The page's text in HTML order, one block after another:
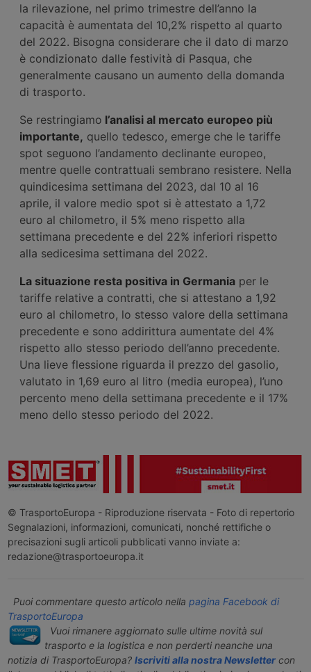
la rilevazione, nel primo trimestre dell’anno la
capacità è aumentata del 10,2% rispetto al quarto
del 2022. Bisogna considerare che il dato di marzo
è condizionato dalle festività di Pasqua, che
generalmente causano un aumento della domanda
di trasporto.
Se restringiamo l’analisi al mercato europeo più
importante, quello tedesco, emerge che le tariffe
spot seguono l’andamento declinante europeo,
mentre quelle contrattuali sembrano resistere. Nella
quindicesima settimana del 2023, dal 10 al 16
aprile, il valore medio spot si è attestato a 1,72
euro al chilometro, il 5% meno rispetto alla
settimana precedente e del 22% inferiori rispetto
alla sedicesima settimana del 2022.
La situazione resta positiva in Germania per le
tariffe relative a contratti, che si attestano a 1,92
euro al chilometro, lo stesso valore della settimana
precedente e sono addirittura aumentate del 4%
rispetto allo stesso periodo dell’anno precedente.
Una lieve flessione riguarda il prezzo del gasolio,
valutato in 1,69 euro al litro (media europea), l’uno
percento meno della settimana precedente e il 17%
meno dello stesso periodo del 2022.
© TrasportoEuropa - Riproduzione riservata - Foto di repertorio
Segnalazioni, informazioni, comunicati, nonché rettifiche o
precisazioni sugli articoli pubblicati vanno inviate a:
redazione@trasportoeuropa.it
Puoi commentare questo articolo nella pagina Facebook di
TrasportoEuropa
Vuoi rimanere aggiornato sulle ultime novità sul
trasporto e la logistica e non perderti neanche una
notizia di TrasportoEuropa? Iscriviti alla nostra Newslettercon